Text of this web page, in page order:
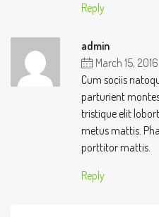
Reply
admin
March 15, 2016
Cum sociis
parturient
tristique elit
metus mattis.
porttitor mattis.
Reply